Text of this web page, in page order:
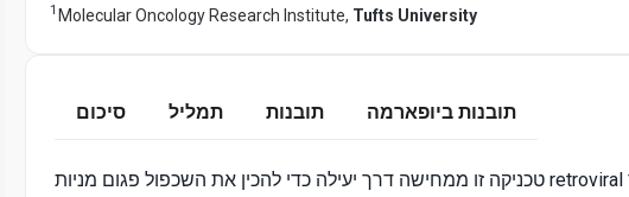
1 Molecular Oncology Research Institute, Tufts University
סיכום תמליל תובנות תובנות ביופארמה
טכניקה זו ממחישה דרך יעילה כדי להכין את השכפול פגום מניות retroviral קידוד oncogene אדם, לאחר מכן נעשה שימוש